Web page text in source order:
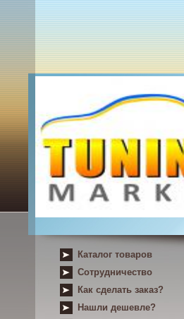
Каталог товаров
Сотрудничество
Как сделать заказ?
Нашли дешевле?